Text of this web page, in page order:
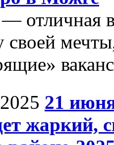
отличная
своей
21
жаркий,